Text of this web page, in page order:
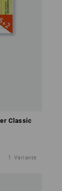
Classic
1 Variante